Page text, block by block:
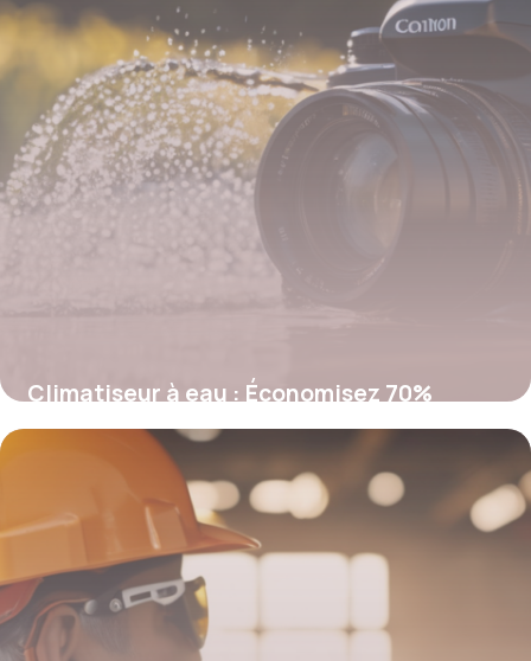
Climatiseur à eau : Économisez 70%
d’énergie grâce à l’évaporation